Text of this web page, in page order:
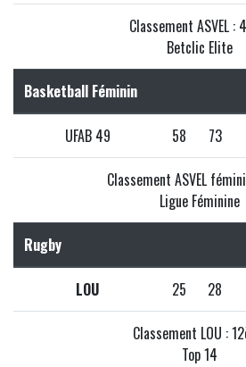
Classement ASVEL :
Betclic Elite
Basketball Féminin
UFAB 49 58 73
Classement ASVEL
Ligue Féminine
Rugby
LOU 25 28
Classement LOU :
Top 14